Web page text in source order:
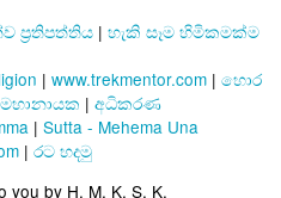
ප්‍රතිපත්තිය | හැකි සෑම හිමිකමක්ම
| www.trekmentor.com | හොර
මහානායක | අධිකරණ
| Sutta - Mehema Una
| රට හදමු
you by H. M. K. S. K.